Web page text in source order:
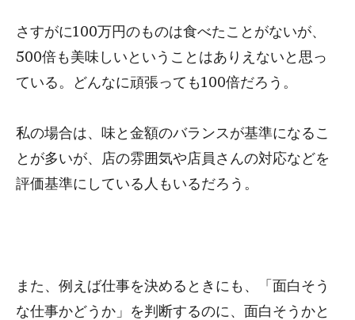
さすがに100万円のものは食べたことがないが、
500倍も美味しいということはありえないと思っ
ている。どんなに頑張っても100倍だろう。
私の場合は、味と金額のバランスが基準になるこ
とが多いが、店の雰囲気や店員さんの対応などを
評価基準にしている人もいるだろう。
また、例えば仕事を決めるときにも、「面白そう
な仕事かどうか」を判断するのに、面白そうかと